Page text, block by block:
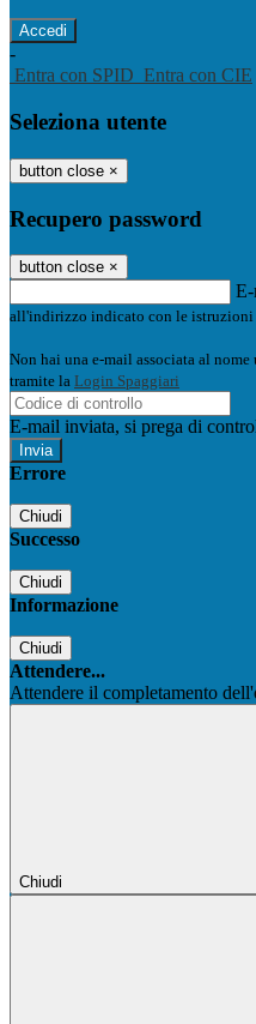
-
Entra con SPID Entra con CIE
Seleziona utente
button close ×
Recupero password
button close ×
all'indirizzo indicato con le istruzioni
Non hai una e-mail associata al
tramite la Login Spaggiari
E-mail inviata, si prega di
Errore
Chiudi
Successo
Chiudi
Informazione
Chiudi
Attendere...
Attendere il completamento
Chiudi